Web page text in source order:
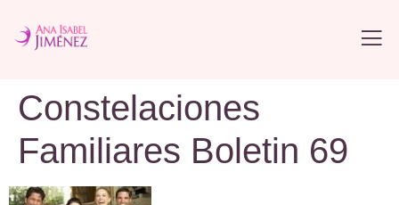
Constelaciones
Familiares Boletin 69